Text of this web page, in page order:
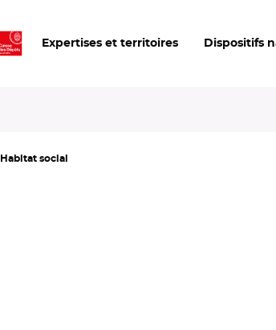
Expertises et territoires Dispositifs
Habitat social